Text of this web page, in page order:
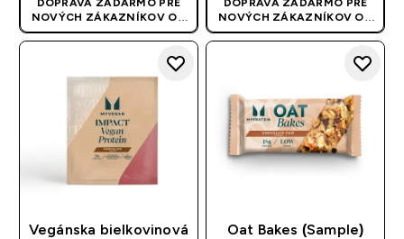
DOPRAVA ZADARMO PRE
NOVÝCH ZÁKAZNÍKOV OD
40 EUR| AKCIA SA APLIKUJE
AUTOMATICKY
DOPRAVA ZADARMO PRE
NOVÝCH ZÁKAZNÍKOV OD
40 EUR| AKCIA SA APLIKUJE
AUTOMATICKY
Vegánska bielkovinová
Oat Bakes (Sample)